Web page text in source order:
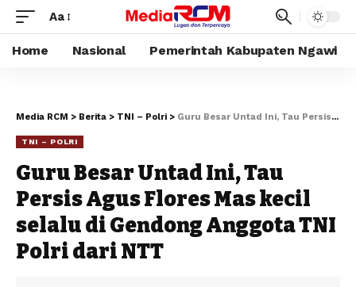
Aa
Home Nasional Pemerintah Kabupaten Ngawi
Media RCM > Berita > TNI – Polri > Guru Besar Untad Ini, Tau Persis Agus Flores Mas kecil selalu di Gendong Anggota TNI Polri dari NTT
TNI – POLRI
Guru Besar Untad Ini, Tau
Persis Agus Flores Mas kecil
selalu di Gendong Anggota TNI
Polri dari NTT